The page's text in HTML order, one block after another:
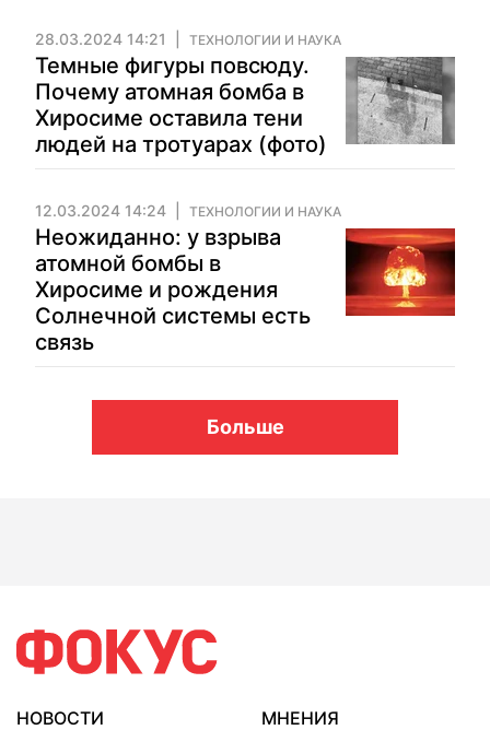
28.03.2024 14:21 ТЕХНОЛОГИИ И НАУКА
Темные фигуры повсюду.
Почему атомная бомба в
Хиросиме оставила тени
людей на тротуарах (фото)
12.03.2024 14:24 ТЕХНОЛОГИИ И НАУКА
Неожиданно: у взрыва
атомной бомбы в
Хиросиме и рождения
Солнечной системы есть
связь
Больше
НОВОСТИ
МНЕНИЯ